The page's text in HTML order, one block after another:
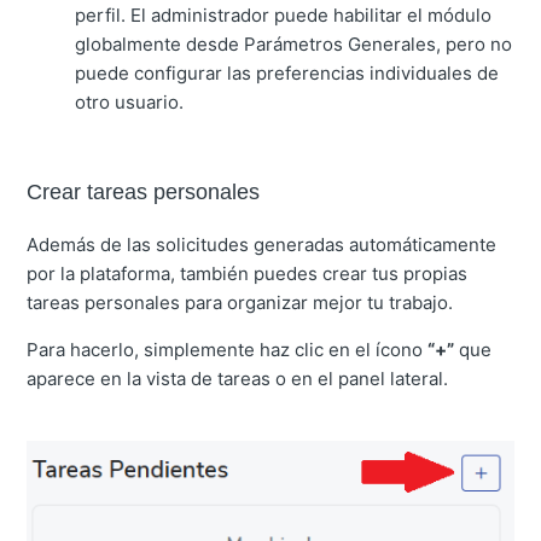
perfil. El administrador puede habilitar el módulo
globalmente desde Parámetros Generales, pero no
puede configurar las preferencias individuales de
otro usuario.
Crear tareas personales
Además de las solicitudes generadas automáticamente
por la plataforma, también puedes crear tus propias
tareas personales para organizar mejor tu trabajo.
Para hacerlo, simplemente haz clic en el ícono“+” que
aparece en la vista de tareas o en el panel lateral.